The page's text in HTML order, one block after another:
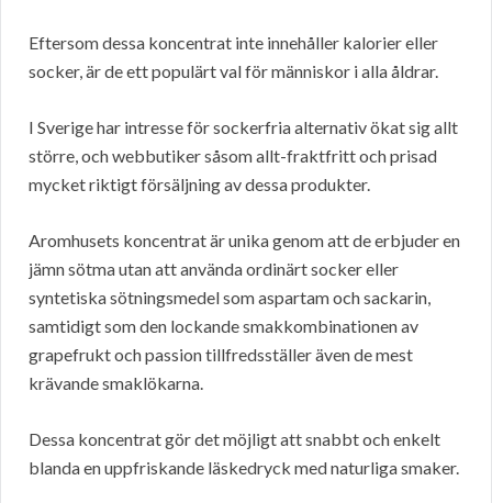
Eftersom dessa koncentrat inte innehåller kalorier eller
socker, är de ett populärt val för människor i alla åldrar.
I Sverige har intresse för sockerfria alternativ ökat sig allt
större, och webbutiker såsom allt-fraktfritt och prisad
mycket riktigt försäljning av dessa produkter.
Aromhusets koncentrat är unika genom att de erbjuder en
jämn sötma utan att använda ordinärt socker eller
syntetiska sötningsmedel som aspartam och sackarin,
samtidigt som den lockande smakkombinationen av
grapefrukt och passion tillfredsställer även de mest
krävande smaklökarna.
Dessa koncentrat gör det möjligt att snabbt och enkelt
blanda en uppfriskande läskedryck med naturliga smaker.